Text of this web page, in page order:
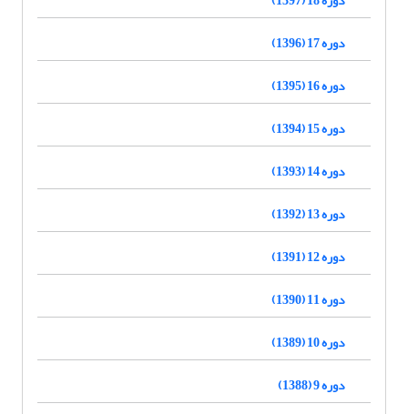
دوره 17 (1396)
دوره 16 (1395)
دوره 15 (1394)
دوره 14 (1393)
دوره 13 (1392)
دوره 12 (1391)
دوره 11 (1390)
دوره 10 (1389)
دوره 9 (1388)